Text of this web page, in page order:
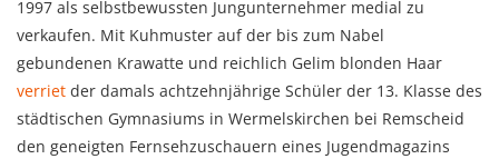
1997 als selbstbewussten Jungunternehmer medial zu
verkaufen. Mit Kuhmuster auf der bis zum Nabel
gebundenen Krawatte und reichlich Gelim blonden Haar
verriet der damals achtzehnjährige Schüler der 13. Klasse des
städtischen Gymnasiums in Wermelskirchen bei Remscheid
den geneigten Fernsehzuschauern eines Jugendmagazins